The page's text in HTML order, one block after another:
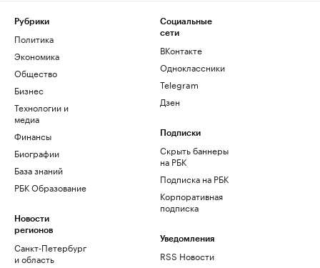
Рубрики
Политика
Экономика
Общество
Бизнес
Технологии и
медиа
Финансы
Биографии
База знаний
РБК Образование
Новости
регионов
Санкт-Петербург
и область
Социальные
сети
ВКонтакте
Одноклассники
Telegram
Дзен
Подписки
Скрыть баннеры
на РБК
Подписка на РБК
Корпоративная
подписка
Уведомления
RSS Новости